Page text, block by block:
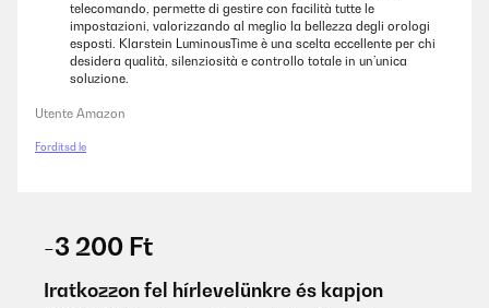
telecomando, permette di gestire con facilità tutte le
impostazioni, valorizzando al meglio la bellezza degli orologi
esposti. Klarstein LuminousTime è una scelta eccellente per chi
desidera qualità, silenziosità e controllo totale in un’unica
soluzione.
Utente Amazon
Fordítsd le
-3 200 Ft
Iratkozzon fel hírlevelünkre és kapjon